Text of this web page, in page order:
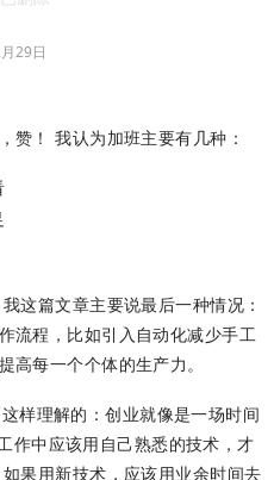
29日
赞！ 我认为加班主要有几种：
这篇文章主要说最后一种情况：
流程，比如引入自动化减少手工
高每一个个体的生产力。
样理解的：创业就像是一场时间
作中应该用自己熟悉的技术，才
果用新技术，应该用业余时间去